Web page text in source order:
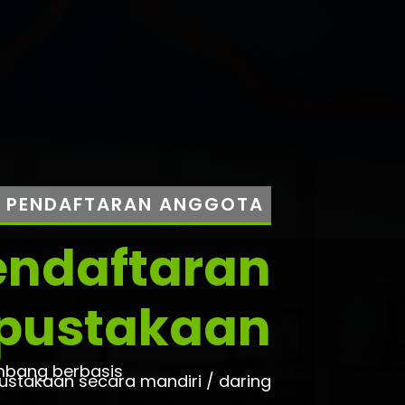
berbasis
PENDAFTARAN ANGGOTA
secara mandiri / daring